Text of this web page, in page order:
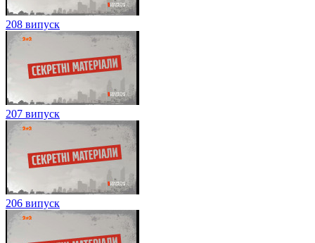
208 випуск
207 випуск
206 випуск